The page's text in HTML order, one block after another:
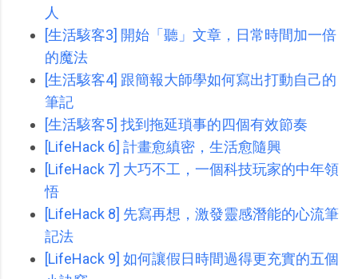
人
[生活駭客3] 開始「聽」文章，日常時間加一倍
的魔法
[生活駭客4] 跟簡報大師學如何寫出打動自己的
筆記
[生活駭客5] 找到拖延瑣事的四個有效節奏
[LifeHack 6] 計畫愈縝密，生活愈隨興
[LifeHack 7] 大巧不工，一個科技玩家的中年領
悟
[LifeHack 8] 先寫再想，激發靈感潛能的心流筆
記法
[LifeHack 9] 如何讓假日時間過得更充實的五個